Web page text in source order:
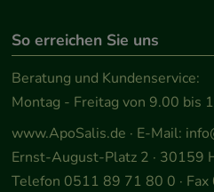
So erreichen Sie uns
Beratung und Kundenservice:
Montag - Freitag von 9.00 bis
www.ApoSalis.de · E-Mail:
Ernst-August-Platz 2 · 30159
Telefon 0511 89 71 80 0 ·